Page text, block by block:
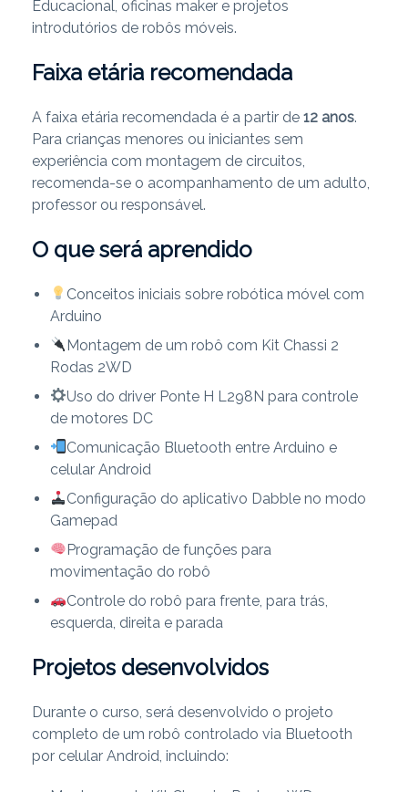
Educacional, oficinas maker e projetos
introdutórios de robôs móveis.
Faixa etária recomendada
A faixa etária recomendada é a partir de 12 anos.
Para crianças menores ou iniciantes sem
experiência com montagem de circuitos,
recomenda-se o acompanhamento de um adulto,
professor ou responsável.
O que será aprendido
Conceitos iniciais sobre robótica móvel com
Arduino
Montagem de um robô com Kit Chassi 2
Rodas 2WD
Uso do driver Ponte H L298N para controle
de motores DC
Comunicação Bluetooth entre Arduino e
celular Android
Configuração do aplicativo Dabble no modo
Gamepad
Programação de funções para
movimentação do robô
Controle do robô para frente, para trás,
esquerda, direita e parada
Projetos desenvolvidos
Durante o curso, será desenvolvido o projeto
completo de um robô controlado via Bluetooth
por celular Android, incluindo: